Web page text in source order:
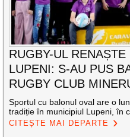
RUGBY-UL RENAȘTE
LUPENI: S-AU PUS
RUGBY CLUB
Sportul cu balonul oval are o
tradiție în municipiul Lupeni, în
CITEȘTE MAI DEPARTE